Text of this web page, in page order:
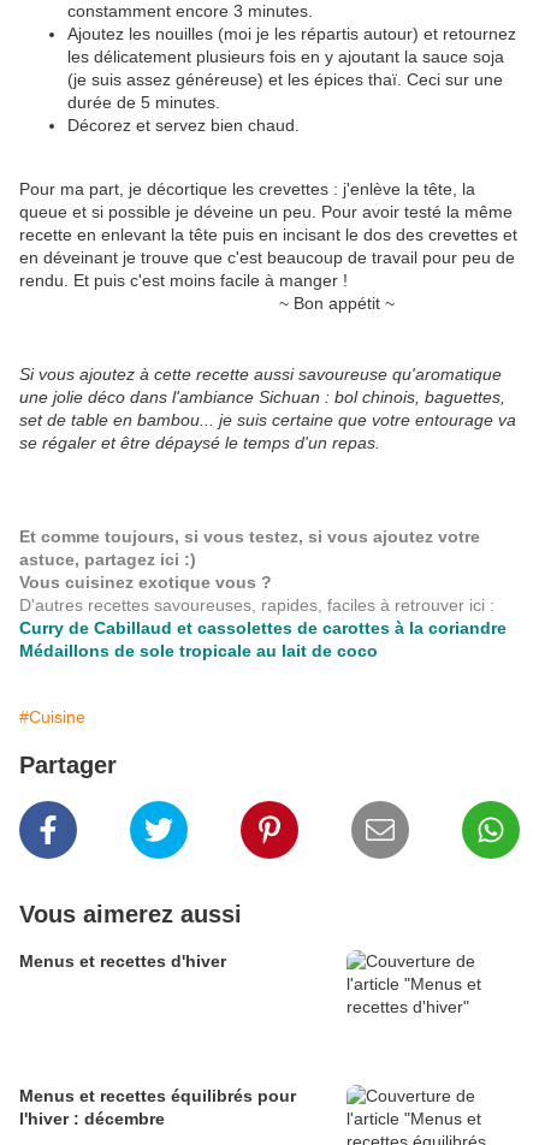
constamment encore 3 minutes.
Ajoutez les nouilles (moi je les répartis autour) et retournez
les délicatement plusieurs fois en y ajoutant la sauce soja
(je suis assez généreuse) et les épices thaï. Ceci sur une
durée de 5 minutes.
Décorez et servez bien chaud.
Pour ma part, je décortique les crevettes : j'enlève la tête, la
queue et si possible je déveine un peu. Pour avoir testé la même
recette en enlevant la tête puis en incisant le dos des crevettes et
en déveinant je trouve que c'est beaucoup de travail pour peu de
rendu. Et puis c'est moins facile à manger !
~ Bon appétit ~
Si vous ajoutez à cette recette aussi savoureuse qu'aromatique
une jolie déco dans l'ambiance Sichuan : bol chinois, baguettes,
set de table en bambou... je suis certaine que votre entourage va
se régaler et être dépaysé le temps d'un repas.
Et comme toujours, si vous testez, si vous ajoutez votre
astuce, partagez ici :)
Vous cuisinez exotique vous ?
D'autres recettes savoureuses, rapides, faciles à retrouver ici :
Curry de Cabillaud et cassolettes de carottes à la coriandre
Médaillons de sole tropicale au lait de coco
#Cuisine
Partager
Vous aimerez aussi
Menus et recettes d'hiver
Menus et recettes équilibrés pour
l'hiver : décembre